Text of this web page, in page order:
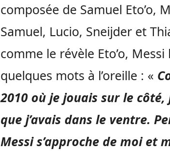
composée de Samuel Eto’o,
Samuel, Lucio, Sneijder et
comme le révèle Eto’o,
quelques mots à l’oreille : «
2010 où je jouais sur le
que j’avais dans le ventre.
Messi s’approche de moi et